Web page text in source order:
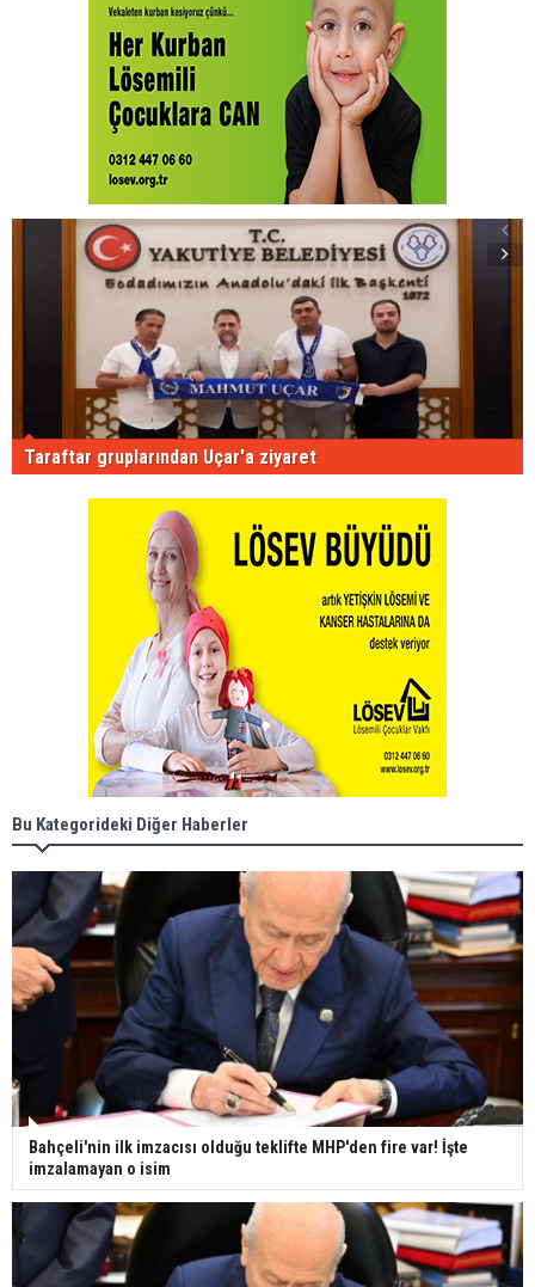
Taraftar gruplarından Uçar'a ziyaret
Bu Kategorideki Diğer Haberler
Bahçeli'nin ilk imzacısı olduğu teklifte MHP'den fire var! İşte
imzalamayan o isim